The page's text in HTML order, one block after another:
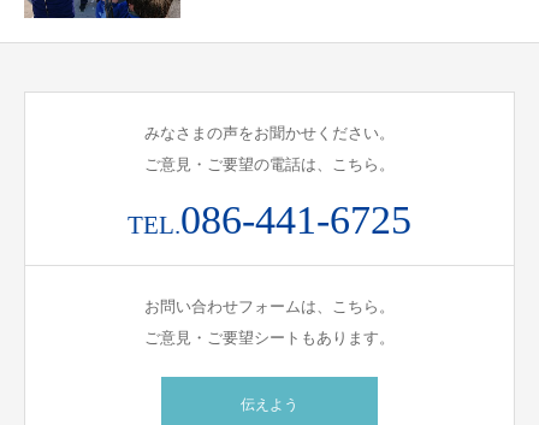
みなさまの声をお聞かせください。
ご意見・ご要望の電話は、こちら。
TEL.086-441-6725
お問い合わせフォームは、こちら。
ご意見・ご要望シートもあります。
伝えよう